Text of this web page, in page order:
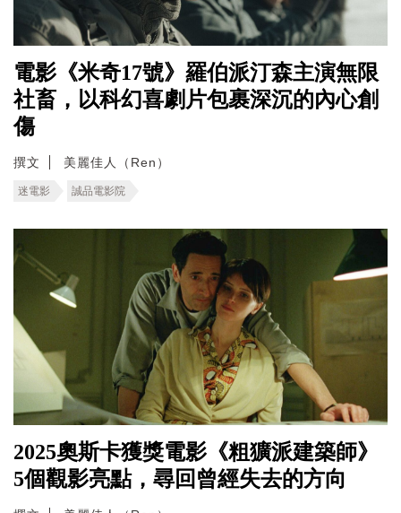
電影《米奇17號》羅伯派汀森主演無限
社畜，以科幻喜劇片包裹深沉的內心創
傷
撰文 美麗佳人（Ren）
迷電影 誠品電影院
2025奧斯卡獲獎電影《粗獷派建築師》
5個觀影亮點，尋回曾經失去的方向